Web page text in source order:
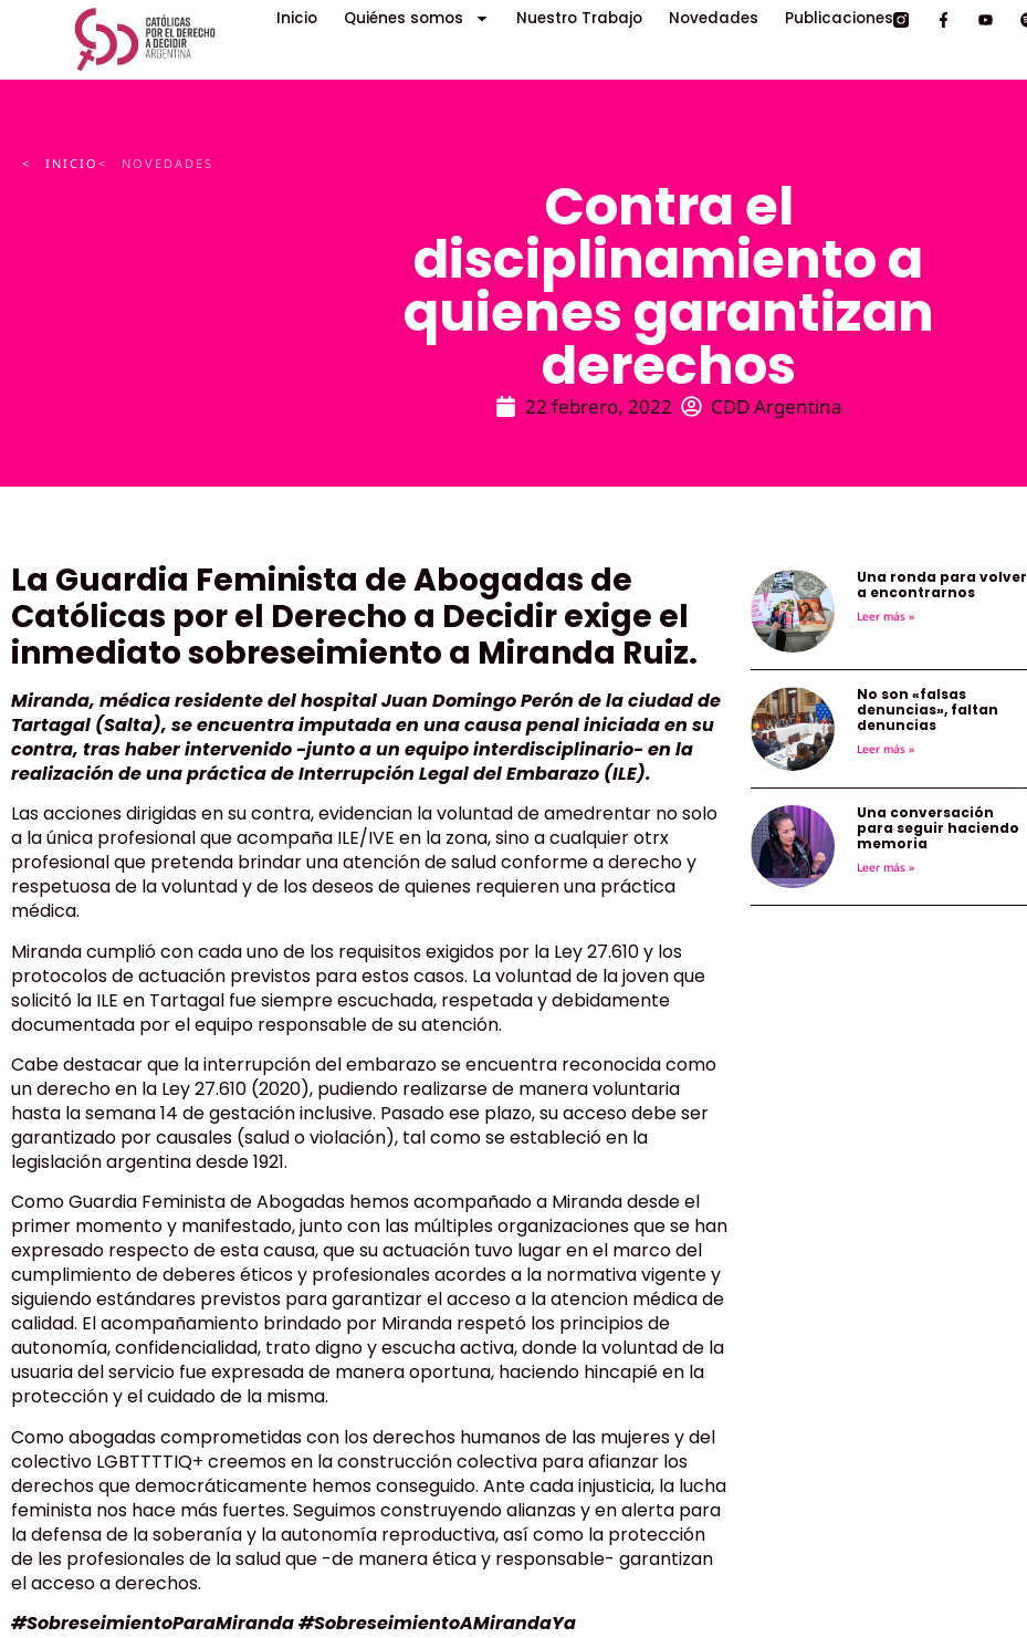
Inicio Quiénes somos Nuestro Trabajo Novedades Publicaciones
< INICIO < NOVEDADES
Contra el
disciplinamiento a
quienes garantizan
derechos
22 febrero, 2022 CDD Argentina
La Guardia Feminista de Abogadas de
Católicas por el Derecho a Decidir exige el
inmediato sobreseimiento a Miranda Ruiz.
Miranda, médica residente del hospital Juan Domingo Perón de la ciudad de
Tartagal (Salta), se encuentra imputada en una causa penal iniciada en su
contra, tras haber intervenido -junto a un equipo interdisciplinario- en la
realización de una práctica de Interrupción Legal del Embarazo (ILE).
Las acciones dirigidas en su contra, evidencian la voluntad de amedrentar no solo
a la única profesional que acompaña ILE/IVE en la zona, sino a cualquier otrx
profesional que pretenda brindar una atención de salud conforme a derecho y
respetuosa de la voluntad y de los deseos de quienes requieren una práctica
médica.
Miranda cumplió con cada uno de los requisitos exigidos por la Ley 27.610 y los
protocolos de actuación previstos para estos casos. La voluntad de la joven que
solicitó la ILE en Tartagal fue siempre escuchada, respetada y debidamente
documentada por el equipo responsable de su atención.
Cabe destacar que la interrupción del embarazo se encuentra reconocida como
un derecho en la Ley 27.610 (2020), pudiendo realizarse de manera voluntaria
hasta la semana 14 de gestación inclusive. Pasado ese plazo, su acceso debe ser
garantizado por causales (salud o violación), tal como se estableció en la
legislación argentina desde 1921.
Como Guardia Feminista de Abogadas hemos acompañado a Miranda desde el
primer momento y manifestado, junto con las múltiples organizaciones que se han
expresado respecto de esta causa, que su actuación tuvo lugar en el marco del
cumplimiento de deberes éticos y profesionales acordes a la normativa vigente y
siguiendo estándares previstos para garantizar el acceso a la atencion médica de
calidad. El acompañamiento brindado por Miranda respetó los principios de
autonomía, confidencialidad, trato digno y escucha activa, donde la voluntad de la
usuaria del servicio fue expresada de manera oportuna, haciendo hincapié en la
protección y el cuidado de la misma.
Como abogadas comprometidas con los derechos humanos de las mujeres y del
colectivo LGBTTTTIQ+ creemos en la construcción colectiva para afianzar los
derechos que democráticamente hemos conseguido. Ante cada injusticia, la lucha
feminista nos hace más fuertes. Seguimos construyendo alianzas y en alerta para
la defensa de la soberanía y la autonomía reproductiva, así como la protección
de les profesionales de la salud que -de manera ética y responsable- garantizan
el acceso a derechos.
#SobreseimientoParaMiranda #SobreseimientoAMirandaYa
Una ronda para volver
a encontrarnos
Leer más »
No son «falsas
denuncias», faltan
denuncias
Leer más »
Una conversación
para seguir haciendo
memoria
Leer más »